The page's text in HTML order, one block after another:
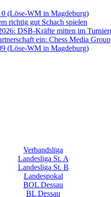
(Löse-WM in Magdeburg)
richtig gut Schach spielen
DSB-Kräfte mitten im
ein: Chess Media
(Löse-WM in Magdeburg)
Verbandsliga
Landesliga St. A
Landesliga St. B
Landespokal
BOL Dessau
BL Dessau